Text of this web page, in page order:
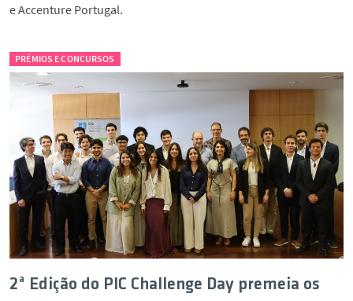
e Accenture Portugal.
PRÉMIOS E CONCURSOS
2ª Edição do PIC Challenge Day premeia os